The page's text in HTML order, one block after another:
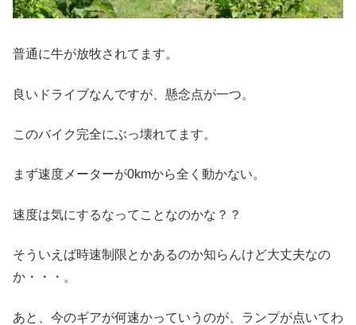
普通に牛が放牧されてます。
良いドライブなんですが、懸念点が一つ。
このバイク完全にぶっ壊れてます。
まず速度メーターが0kmから全く動かない。
速度は気にするなってことなのかな？？
そういえば時速制限とかあるのか知らんけど大丈夫なの
か・・・。
あと、今のギアが何速かっていうのが、ランプが点いてわ